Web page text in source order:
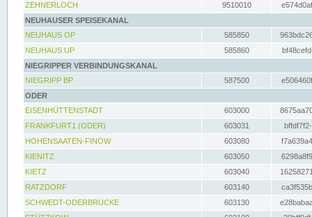
ZEHNERLOCH
9510010
NEUHAUSER SPEISEKANAL
NEUHAUS OP
585850
NEUHAUS UP
585860
NIEGRIPPER VERBINDUNGSKANAL
NIEGRIPP BP
587500
ODER
EISENHÜTTENSTADT
603000
FRANKFURT1 (ODER)
603031
HOHENSAATEN-FINOW
603080
KIENITZ
603050
KIETZ
603040
RATZDORF
603140
SCHWEDT-ODERBRÜCKE
603130